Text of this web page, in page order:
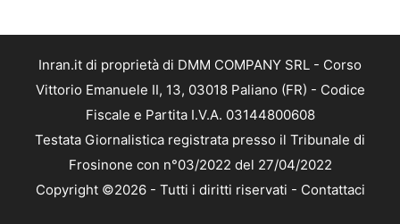
Inran.it di proprietà di DMM COMPANY SRL - Corso
Vittorio Emanuele II, 13, 03018 Paliano (FR) - Codice
Fiscale e Partita I.V.A. 03144800608
Testata Giornalistica registrata presso il Tribunale di
Frosinone con n°03/2022 del 27/04/2022
Copyright ©2026 - Tutti i diritti riservati - Contattaci